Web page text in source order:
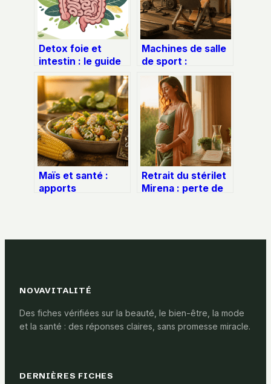
Detox foie et
intestin : le guide
sérieux pour
nettoyer sans se
mettre en danger
Machines de salle
de sport :
comment choisir
les équipements
adaptés à vos
objectifs ?
Maïs et santé :
apports
préparation à
Retrait du stérilet
Mirena : perte de
NOVAVITALITÉ
Des fiches vérifiées sur la beauté, le bien-être, la mode
et la santé : des réponses claires, sans promesse miracle.
DERNIÈRES FICHES